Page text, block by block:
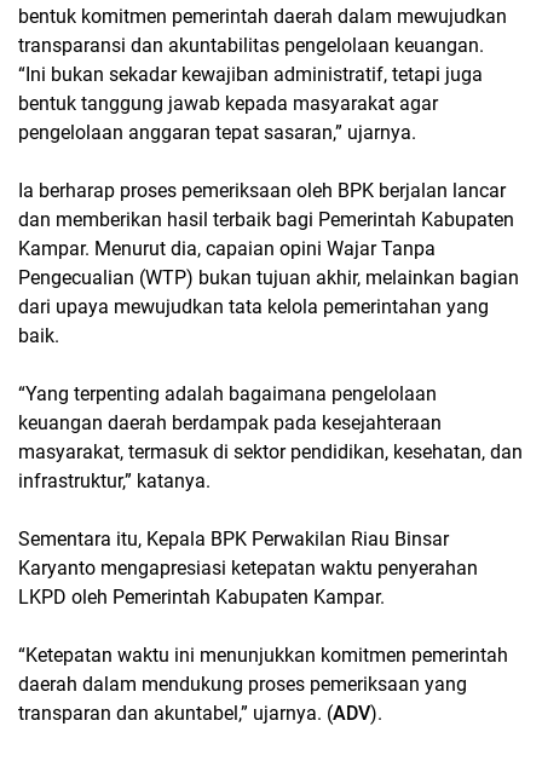
bentuk komitmen pemerintah daerah dalam mewujudkan
transparansi dan akuntabilitas pengelolaan keuangan.
“Ini bukan sekadar kewajiban administratif, tetapi juga
bentuk tanggung jawab kepada masyarakat agar
pengelolaan anggaran tepat sasaran,” ujarnya.
Ia berharap proses pemeriksaan oleh BPK berjalan lancar
dan memberikan hasil terbaik bagi Pemerintah Kabupaten
Kampar. Menurut dia, capaian opini Wajar Tanpa
Pengecualian (WTP) bukan tujuan akhir, melainkan bagian
dari upaya mewujudkan tata kelola pemerintahan yang
baik.
“Yang terpenting adalah bagaimana pengelolaan
keuangan daerah berdampak pada kesejahteraan
masyarakat, termasuk di sektor pendidikan, kesehatan, dan
infrastruktur,” katanya.
Sementara itu, Kepala BPK Perwakilan Riau Binsar
Karyanto mengapresiasi ketepatan waktu penyerahan
LKPD oleh Pemerintah Kabupaten Kampar.
“Ketepatan waktu ini menunjukkan komitmen pemerintah
daerah dalam mendukung proses pemeriksaan yang
transparan dan akuntabel,” ujarnya. (ADV).